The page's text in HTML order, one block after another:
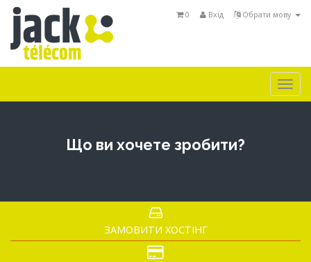
Обрати мову
Вхід
0
Що ви хочете зробити?
ЗАМОВИТИ ХОСТІНГ